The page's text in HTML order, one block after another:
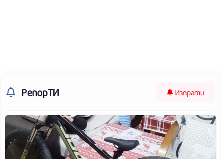
РепорТИ Изпрати